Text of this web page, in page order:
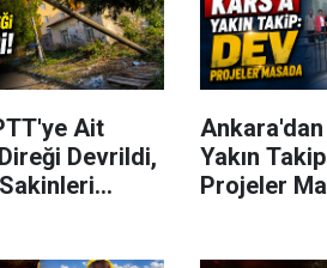
Ait
Devrildi,
Yakın
Projeler